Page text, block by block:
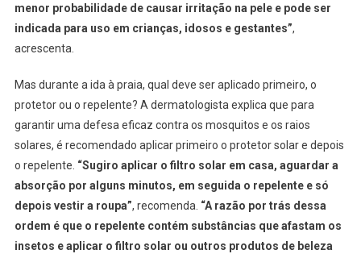
menor probabilidade de causar irritação na pele e pode ser
indicada para uso em crianças, idosos e gestantes”,
acrescenta.
Mas durante a ida à praia, qual deve ser aplicado primeiro, o
protetor ou o repelente? A dermatologista explica que para
garantir uma defesa eficaz contra os mosquitos e os raios
solares, é recomendado aplicar primeiro o protetor solar e depois
o repelente. “Sugiro aplicar o filtro solar em casa, aguardar a
absorção por alguns minutos, em seguida o repelente e só
depois vestir a roupa”, recomenda. “A razão por trás dessa
ordem é que o repelente contém substâncias que afastam os
insetos e aplicar o filtro solar ou outros produtos de beleza